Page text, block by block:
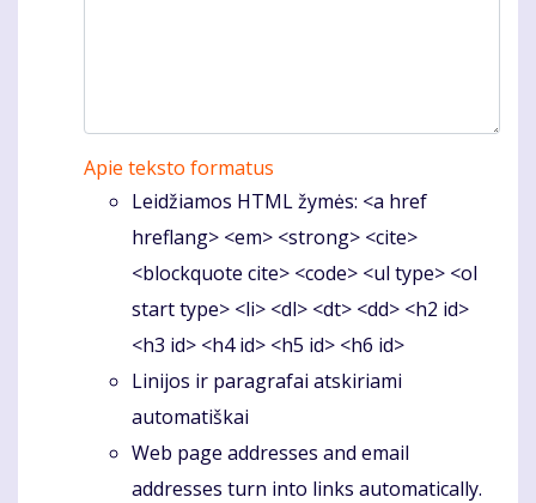
Apie teksto formatus
Leidžiamos HTML žymės: <a href
hreflang> <em> <strong> <cite>
<blockquote cite> <code> <ul type> <ol
start type> <li> <dl> <dt> <dd> <h2 id>
<h3 id> <h4 id> <h5 id> <h6 id>
Linijos ir paragrafai atskiriami
automatiškai
Web page addresses and email
addresses turn into links automatically.